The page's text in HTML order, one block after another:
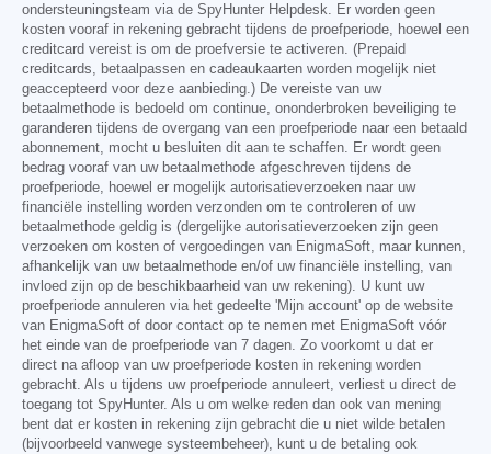
ondersteuningsteam via de SpyHunter Helpdesk. Er worden geen
kosten vooraf in rekening gebracht tijdens de proefperiode, hoewel een
creditcard vereist is om de proefversie te activeren. (Prepaid
creditcards, betaalpassen en cadeaukaarten worden mogelijk niet
geaccepteerd voor deze aanbieding.) De vereiste van uw
betaalmethode is bedoeld om continue, ononderbroken beveiliging te
garanderen tijdens de overgang van een proefperiode naar een betaald
abonnement, mocht u besluiten dit aan te schaffen. Er wordt geen
bedrag vooraf van uw betaalmethode afgeschreven tijdens de
proefperiode, hoewel er mogelijk autorisatieverzoeken naar uw
financiële instelling worden verzonden om te controleren of uw
betaalmethode geldig is (dergelijke autorisatieverzoeken zijn geen
verzoeken om kosten of vergoedingen van EnigmaSoft, maar kunnen,
afhankelijk van uw betaalmethode en/of uw financiële instelling, van
invloed zijn op de beschikbaarheid van uw rekening). U kunt uw
proefperiode annuleren via het gedeelte 'Mijn account' op de website
van EnigmaSoft of door contact op te nemen met EnigmaSoft vóór
het einde van de proefperiode van 7 dagen. Zo voorkomt u dat er
direct na afloop van uw proefperiode kosten in rekening worden
gebracht. Als u tijdens uw proefperiode annuleert, verliest u direct de
toegang tot SpyHunter. Als u om welke reden dan ook van mening
bent dat er kosten in rekening zijn gebracht die u niet wilde betalen
(bijvoorbeeld vanwege systeembeheer), kunt u de betaling ook